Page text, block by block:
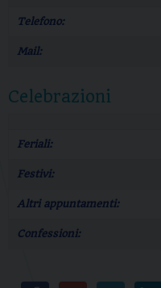
Telefono:
Mail:
Celebrazioni
Feriali:
Festivi:
Altri appuntamenti:
Confessioni: